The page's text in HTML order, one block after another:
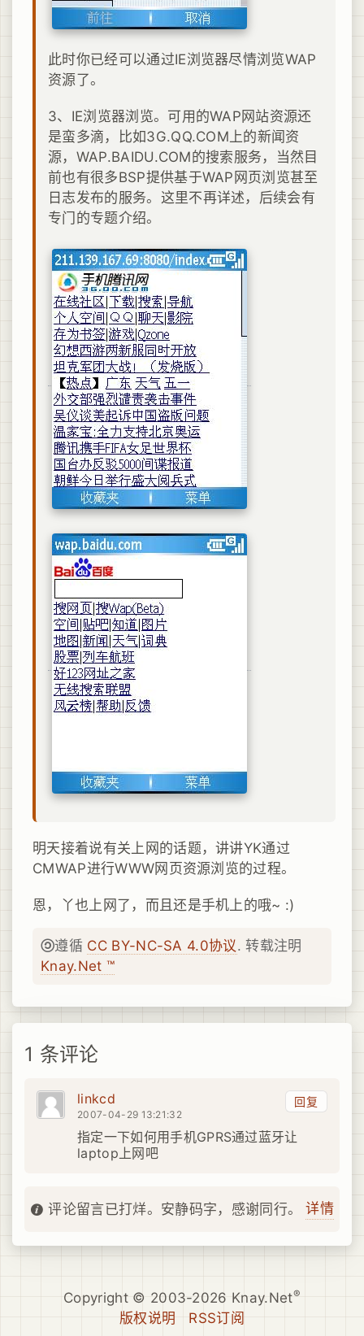
此时你已经可以通过IE浏览器尽情浏览WAP
资源了。
3、IE浏览器浏览。可用的WAP网站资源还
是蛮多滴，比如3G.QQ.COM上的新闻资
源，WAP.BAIDU.COM的搜索服务，当然目
前也有很多BSP提供基于WAP网页浏览甚至
日志发布的服务。这里不再详述，后续会有
专门的专题介绍。
明天接着说有关上网的话题，讲讲YK通过
CMWAP进行WWW网页资源浏览的过程。
恩，丫也上网了，而且还是手机上的哦~ :)
遵循 CC BY-NC-SA 4.0协议. 转载注明
Knay.Net ™
1 条评论
回复
linkcd
2007-04-29 13:21:32
指定一下如何用手机GPRS通过蓝牙让
laptop上网吧
评论留言已打烊。安静码字，感谢同行。 详情
Copyright © 2003-2026 Knay.Net®
版权说明 RSS订阅